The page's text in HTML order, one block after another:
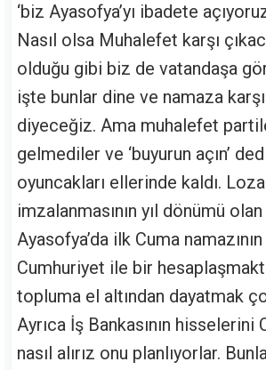
‘biz Ayasofya’yı ibadete
Nasıl olsa Muhalefet karşı
olduğu gibi biz de vatandaşa
işte bunlar dine ve namaza
diyeceğiz. Ama muhalefet
gelmediler ve ‘buyurun açın’
oyuncakları ellerinde kaldı.
imzalanmasının yıl dönümü
Ayasofya’da ilk Cuma namazının
Cumhuriyet ile bir
topluma el altından dayatmak
Ayrıca İş Bankasının hisselerini
nasıl alırız onu planlıyorlar.